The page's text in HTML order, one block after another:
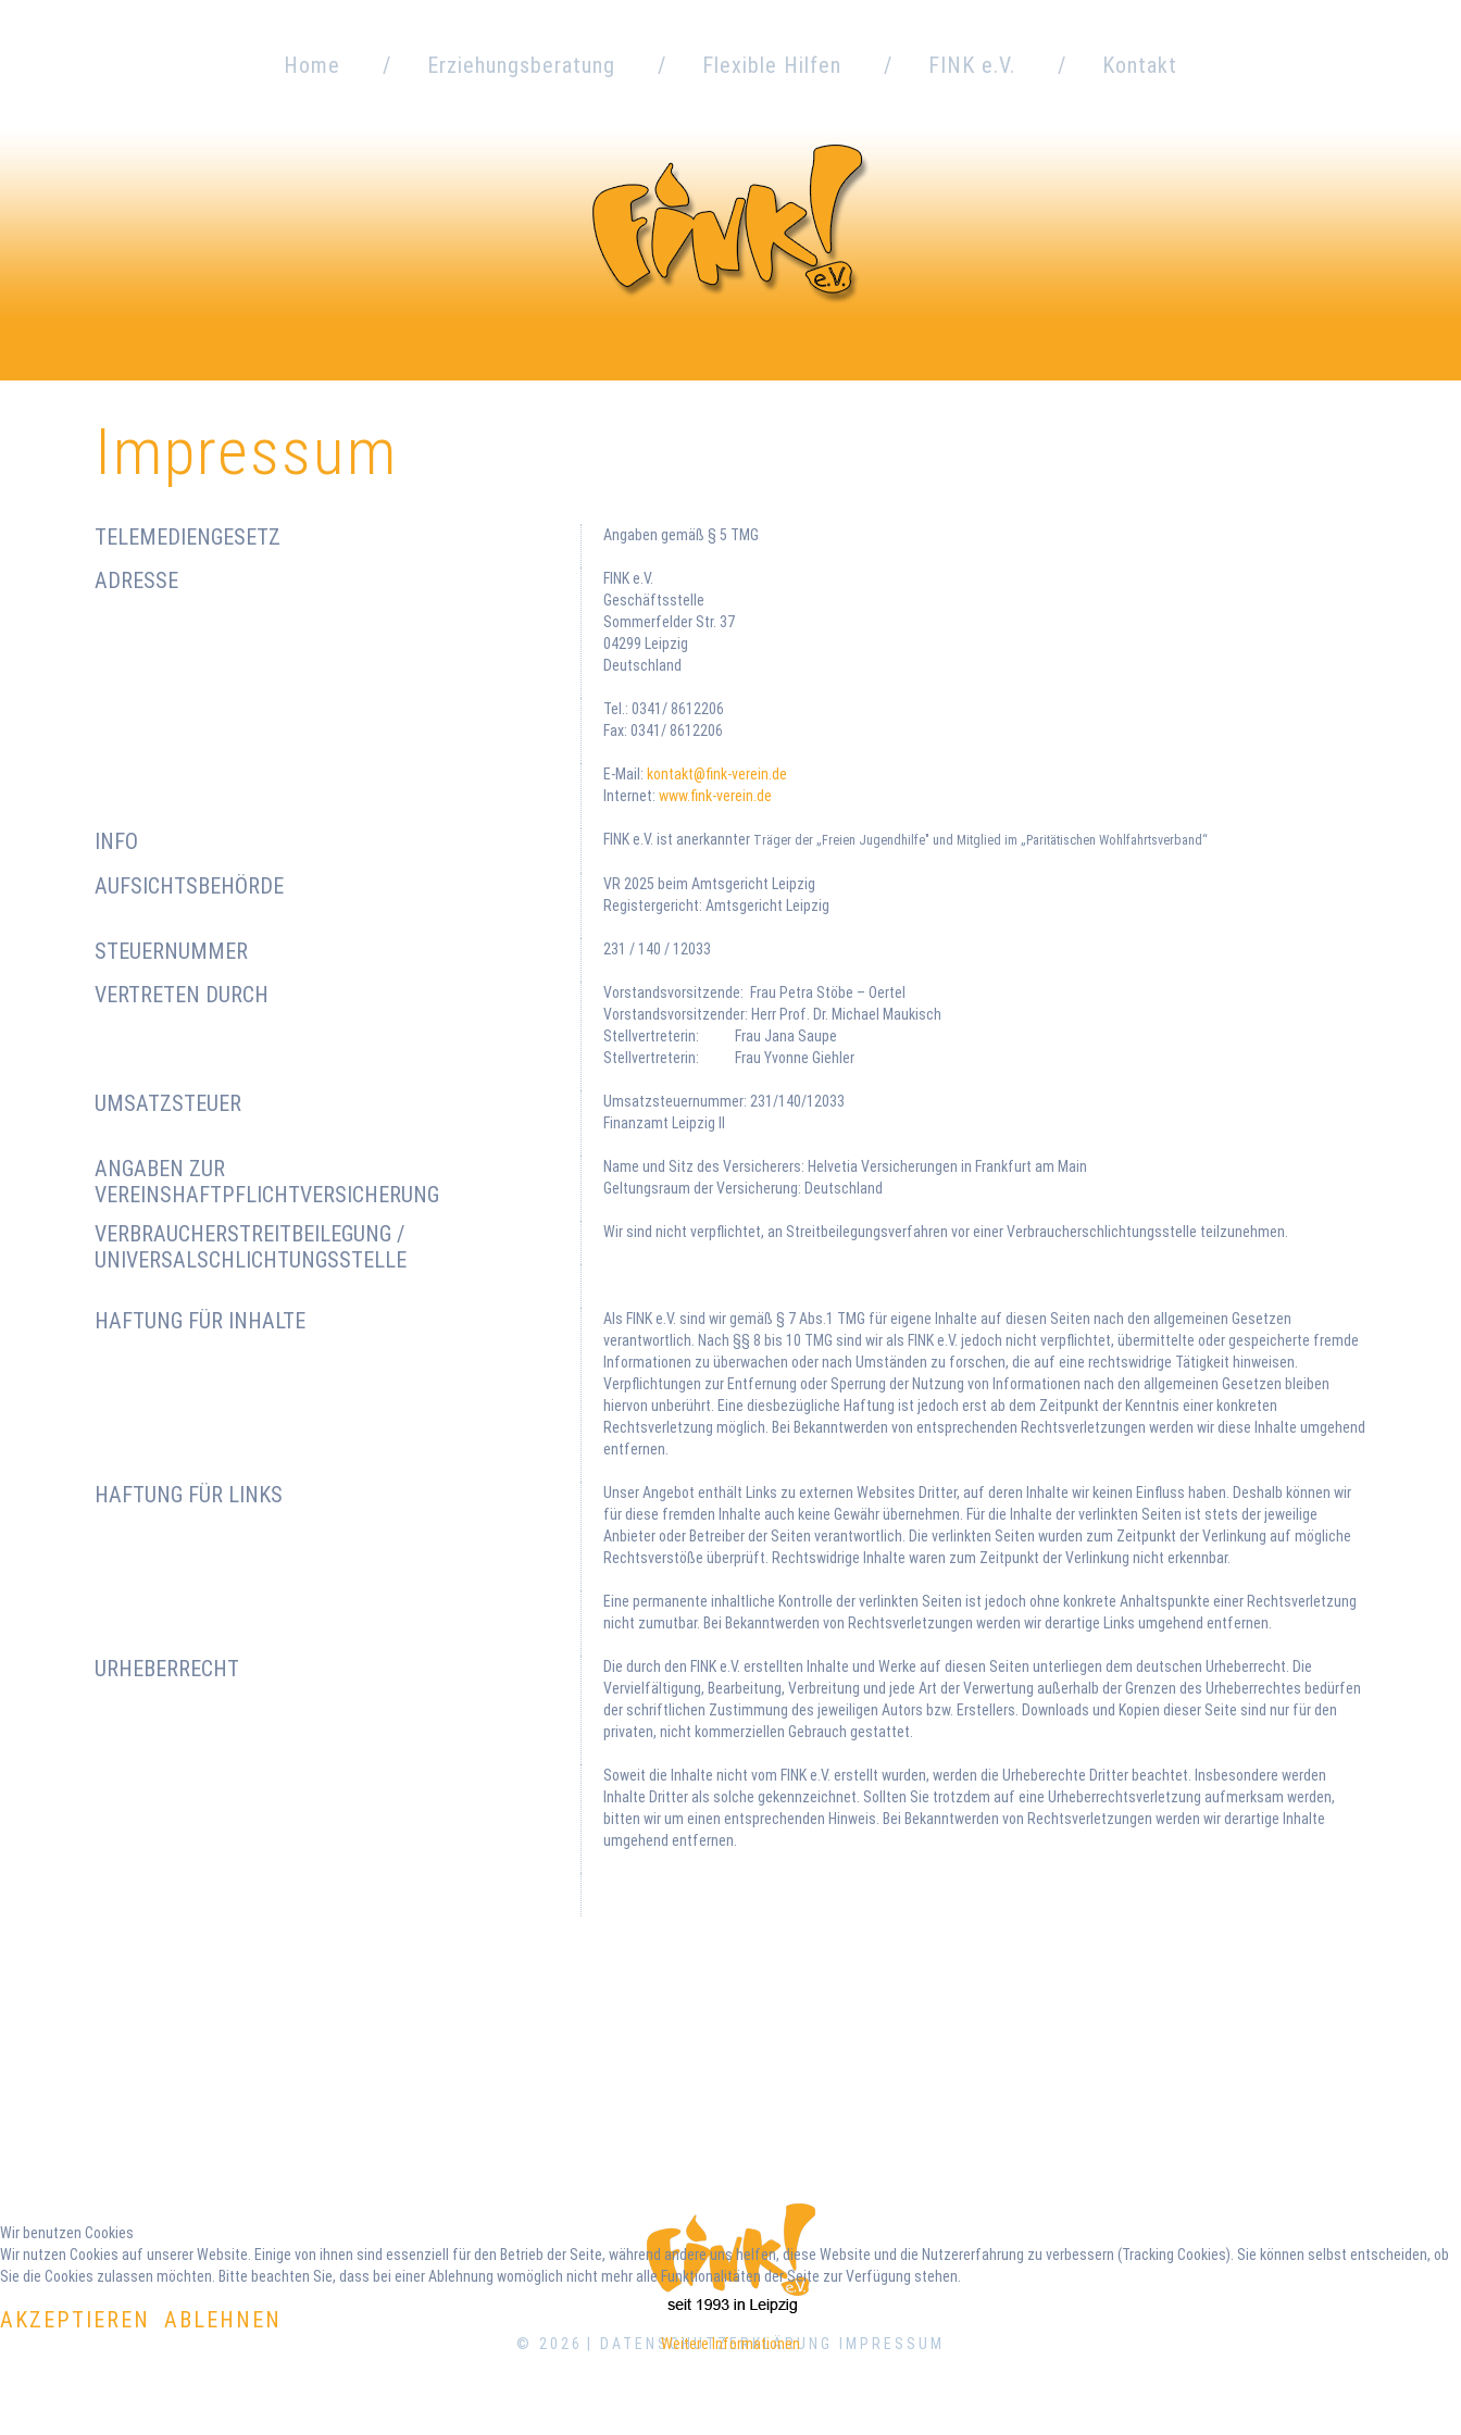
Home Erziehungsberatung
Familienberatung
Beratung für Fachkräfte
Interkulturelle Beratung
Angebote
Flexible Hilfen
Sozialpädagogische
Familienhilfe
Erziehungsbeistand
FINK e.V. Kontakt
Impressum
TELEMEDIENGESETZ Angaben gemäß § 5 TMG
ADRESSE
FINK e.V.
Geschäftsstelle
Sommerfelder Str. 37
04299 Leipzig
Deutschland
Tel.: 0341/ 8612206
Fax: 0341/ 8612206
E-Mail: kontakt@fink-verein.de
Internet: www.fink-verein.de
INFO FINK e.V. ist anerkannter Träger der „ Freien Jugendhilfe" und Mitglied im „Paritätischen Wohlfahrtsverband“
AUFSICHTSBEHÖRDE
VR 2025 beim Amtsgericht Leipzig
Registergericht: Amtsgericht Leipzig
STEUERNUMMER 231 / 140 / 12033
VERTRETEN DURCH
Vorstandsvorsitzende: Frau Petra Stöbe – Oertel
Vorstandsvorsitzender: Herr Prof. Dr. Michael Maukisch
Stellvertreterin: Frau Jana Saupe
Stellvertreterin: Frau Yvonne Giehler
UMSATZSTEUER
Umsatzsteuernummer: 231/140/12033
Finanzamt Leipzig II
ANGABEN ZUR
VEREINSHAFTPFLICHTVERSICHERUNG
Name und Sitz des Versicherers: Helvetia Versicherungen in Frankfurt am Main
Geltungsraum der Versicherung: Deutschland
VERBRAUCHERSTREITBEILEGUNG /
UNIVERSALSCHLICHTUNGSSTELLE
Wir sind nicht verpflichtet, an Streitbeilegungsverfahren vor einer Verbraucherschlichtungsstelle teilzunehmen.
HAFTUNG FÜR INHALTE
Als FINK e.V. sind wir gemäß § 7 Abs.1 TMG für eigene Inhalte auf diesen Seiten nach den allgemeinen Gesetzen
verantwortlich. Nach §§ 8 bis 10 TMG sind wir als FINK e.V. jedoch nicht verpflichtet, übermittelte oder gespeicherte fremde
Informationen zu überwachen oder nach Umständen zu forschen, die auf eine rechtswidrige Tätigkeit hinweisen.
Verpflichtungen zur Entfernung oder Sperrung der Nutzung von Informationen nach den allgemeinen Gesetzen bleiben
hiervon unberührt. Eine diesbezügliche Haftung ist jedoch erst ab dem Zeitpunkt der Kenntnis einer konkreten
Rechtsverletzung möglich. Bei Bekanntwerden von entsprechenden Rechtsverletzungen werden wir diese Inhalte umgehend
entfernen.
HAFTUNG FÜR LINKS
Unser Angebot enthält Links zu externen Websites Dritter, auf deren Inhalte wir keinen Einfluss haben. Deshalb können wir
für diese fremden Inhalte auch keine Gewähr übernehmen. Für die Inhalte der verlinkten Seiten ist stets der jeweilige
Anbieter oder Betreiber der Seiten verantwortlich. Die verlinkten Seiten wurden zum Zeitpunkt der Verlinkung auf mögliche
Rechtsverstöße überprüft. Rechtswidrige Inhalte waren zum Zeitpunkt der Verlinkung nicht erkennbar.
Eine permanente inhaltliche Kontrolle der verlinkten Seiten ist jedoch ohne konkrete Anhaltspunkte einer Rechtsverletzung
nicht zumutbar. Bei Bekanntwerden von Rechtsverletzungen werden wir derartige Links umgehend entfernen.
URHEBERRECHT
Die durch den FINK e.V. erstellten Inhalte und Werke auf diesen Seiten unterliegen dem deutschen Urheberrecht. Die
Vervielfältigung, Bearbeitung, Verbreitung und jede Art der Verwertung außerhalb der Grenzen des Urheberrechtes bedürfen
der schriftlichen Zustimmung des jeweiligen Autors bzw. Erstellers. Downloads und Kopien dieser Seite sind nur für den
privaten, nicht kommerziellen Gebrauch gestattet.
Soweit die Inhalte nicht vom FINK e.V. erstellt wurden, werden die Urheberechte Dritter beachtet. Insbesondere werden
Inhalte Dritter als solche gekennzeichnet. Sollten Sie trotzdem auf eine Urheberrechtsverletzung aufmerksam werden,
bitten wir um einen entsprechenden Hinweis. Bei Bekanntwerden von Rechtsverletzungen werden wir derartige Inhalte
umgehend entfernen.
© 2026 DATENSCHUTZERKLÄRUNG
IMPRESSUM
Wir benutzen Cookies
Wir nutzen Cookies auf unserer Website. Einige von ihnen sind essenziell für den Betrieb der Seite, während andere uns helfen, diese Website und die Nutzererfahrung zu verbessern (Tracking Cookies). Sie können selbst entscheiden, ob
Sie die Cookies zulassen möchten. Bitte beachten Sie, dass bei einer Ablehnung womöglich nicht mehr alle Funktionalitäten der Seite zur Verfügung stehen.
AKZEPTIEREN ABLEHNEN
Weitere Informationen